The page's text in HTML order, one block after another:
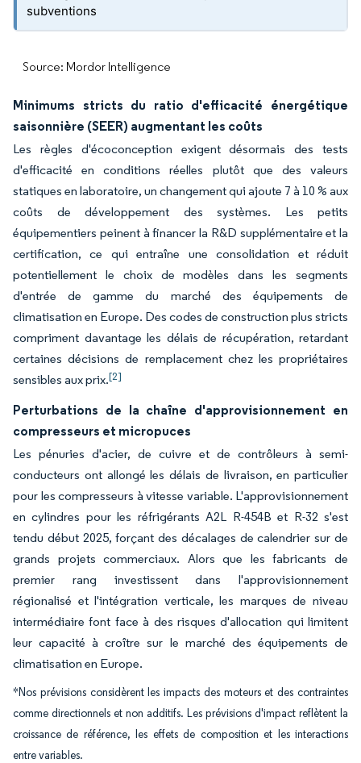
subventions
Source: Mordor Intelligence
Minimums stricts du ratio d'efficacité énergétique
saisonnière (SEER) augmentant les coûts
Les règles d'écoconception exigent désormais des tests
d'efficacité en conditions réelles plutôt que des valeurs
statiques en laboratoire, un changement qui ajoute 7 à 10 % aux
coûts de développement des systèmes. Les petits
équipementiers peinent à financer la R&D supplémentaire et la
certification, ce qui entraîne une consolidation et réduit
potentiellement le choix de modèles dans les segments
d'entrée de gamme du marché des équipements de
climatisation en Europe. Des codes de construction plus stricts
compriment davantage les délais de récupération, retardant
certaines décisions de remplacement chez les propriétaires
sensibles aux prix.[2]
Perturbations de la chaîne d'approvisionnement en
compresseurs et micropuces
Les pénuries d'acier, de cuivre et de contrôleurs à semi-
conducteurs ont allongé les délais de livraison, en particulier
pour les compresseurs à vitesse variable. L'approvisionnement
en cylindres pour les réfrigérants A2L R-454B et R-32 s'est
tendu début 2025, forçant des décalages de calendrier sur de
grands projets commerciaux. Alors que les fabricants de
premier rang investissent dans l'approvisionnement
régionalisé et l'intégration verticale, les marques de niveau
intermédiaire font face à des risques d'allocation qui limitent
leur capacité à croître sur le marché des équipements de
climatisation en Europe.
*Nos prévisions considèrent les impacts des moteurs et des contraintes
comme directionnels et non additifs. Les prévisions d'impact reflètent la
croissance de référence, les effets de composition et les interactions
entre variables.